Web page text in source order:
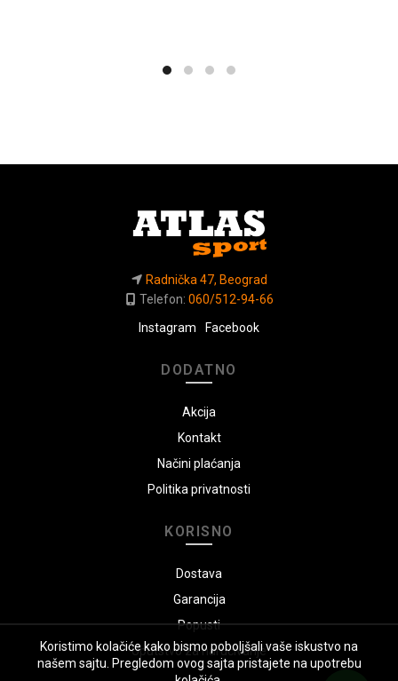
Radnička 47, Beograd
Telefon: 060/512-94-66
Instagram
Facebook
DODATNO
Akcija
Kontakt
Načini plaćanja
Politika privatnosti
KORISNO
Dostava
Garancija
Popusti
Uputstvo za naručivanje
Koristimo kolačiće kako bismo poboljšali vaše iskustvo na
našem sajtu. Pregledom ovog sajta pristajete na upotrebu